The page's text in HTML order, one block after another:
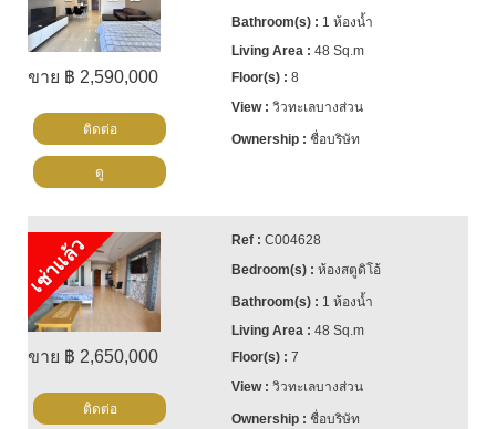
ขาย ฿ 2,590,000
1 ห้องน้ำ
48 Sq.m
8
วิวทะเลบางส่วน
ชื่อบริษัท
ติดต่อ
ดู
เช่าแล้ว
ขาย ฿ 2,650,000
C004628
ห้องสตูดิโอ้
1 ห้องน้ำ
48 Sq.m
7
วิวทะเลบางส่วน
ชื่อบริษัท
ติดต่อ